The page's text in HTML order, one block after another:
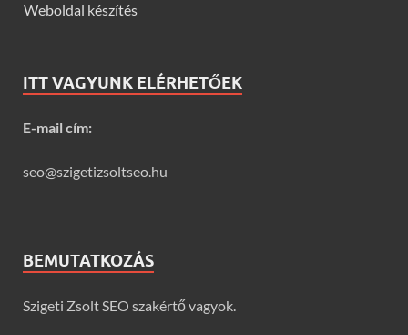
Weboldal készítés
ITT VAGYUNK ELÉRHETŐEK
E-mail cím:
seo@szigetizsoltseo.hu
BEMUTATKOZÁS
Szigeti Zsolt SEO szakértő vagyok.